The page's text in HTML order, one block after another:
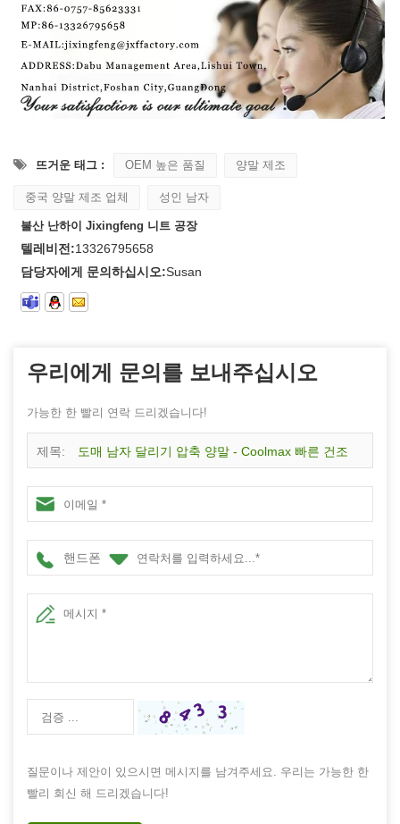
뜨거운 태그 : OEM 높은 품질 양말 제조
중국 양말 제조 업체 성인 남자
불산 난하이 Jixingfeng 니트 공장
텔레비전:13326795658
담당자에게 문의하십시오:Susan
우리에게 문의를 보내주십시오
가능한 한 빨리 연락 드리겠습니다!
제목: 도매 남자 달리기 압축 양말 - Coolmax 빠른 건조
및 원활한 스포츠 양말
핸드폰
질문이나 제안이 있으시면 메시지를 남겨주세요. 우리는 가능한 한
빨리 회신 해 드리겠습니다!